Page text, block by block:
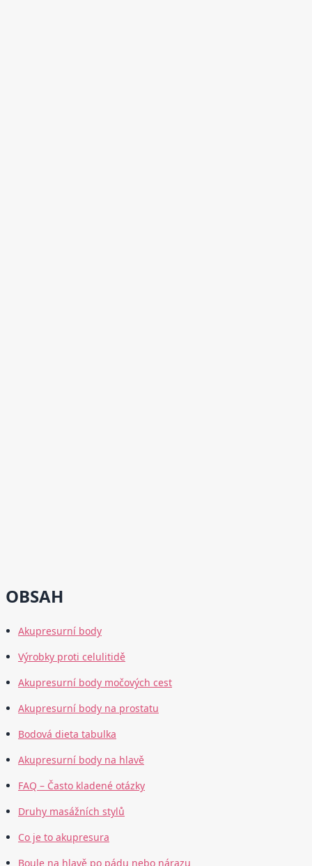
OBSAH
Akupresurní body
Výrobky proti celulitidě
Akupresurní body močových cest
Akupresurní body na prostatu
Bodová dieta tabulka
Akupresurní body na hlavě
FAQ – Často kladené otázky
Druhy masážních stylů
Co je to akupresura
Boule na hlavě po pádu nebo nárazu